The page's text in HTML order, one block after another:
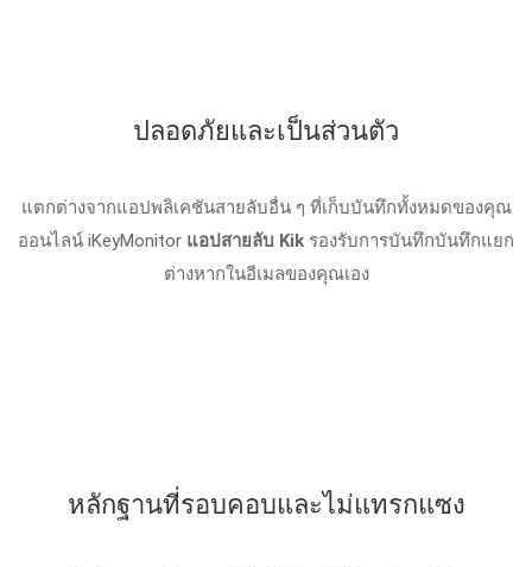
ปลอดภัยและเป็นส่วนตัว
แตกต่างจากแอปพลิเคชันสายลับอื่น ๆ ที่เก็บบันทึกทั้งหมดของคุณ
ออนไลน์ iKeyMonitor แอปสายลับ Kik รองรับการบันทึกบันทึกแยก
ต่างหากในอีเมลของคุณเอง
หลักฐานที่รอบคอบและไม่แทรกแซง